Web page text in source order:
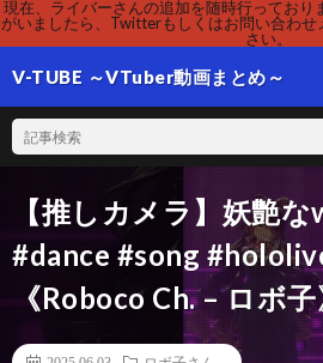
現在、ライバーさんの追加を随時行っており
がいましたら、Twitterもしくはお問い合わ
さい。
V-TUBE ～VTuber動画まとめ～
【推しカメラ】妖艶
#dance #song
《Roboco Ch. – ロボ